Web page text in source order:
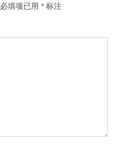
必填项已用 * 标注